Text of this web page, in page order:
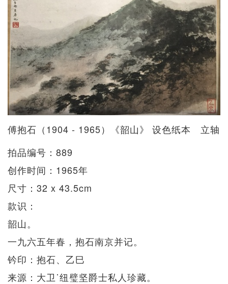
傅抱石（1904 - 1965）《韶山》 设色纸本 立轴
拍品编号：889
创作时间：1965年
尺寸：32 x 43.5cm
款识：
韶山。
一九六五年春，抱石南京并记。
钤印：抱石、乙巳
来源：大卫˙纽璧坚爵士私人珍藏。